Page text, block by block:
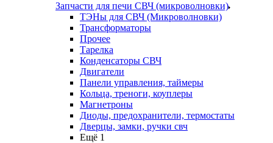
Запчасти для печи СВЧ (микроволновки)
ТЭНы для СВЧ (Микроволновки)
Трансформаторы
Прочее
Тарелка
Конденсаторы СВЧ
Двигатели
Панели управления, таймеры
Кольца, треноги, коуплеры
Магнетроны
Диоды, предохранители, термостаты
Дверцы, замки, ручки свч
Ещё 1